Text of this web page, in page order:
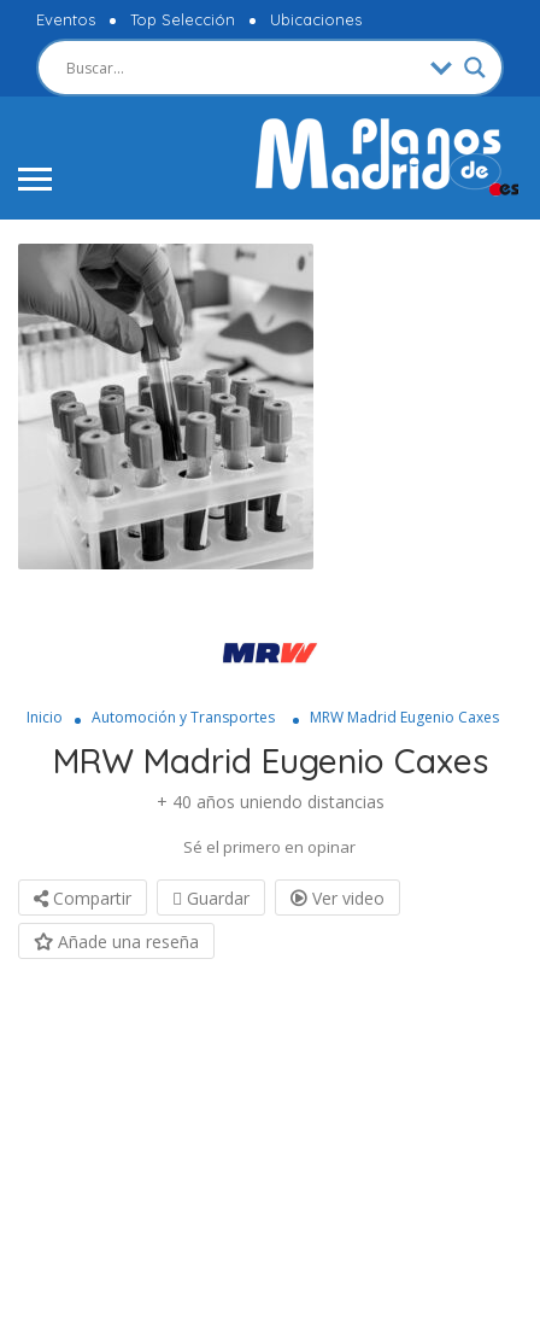
Eventos Top Selección Ubicaciones
Inicio Automoción y Transportes MRW Madrid Eugenio Caxes
MRW Madrid Eugenio Caxes
+ 40 años uniendo distancias
Sé el primero en opinar
Compartir Guardar
Ver video
Añade una reseña